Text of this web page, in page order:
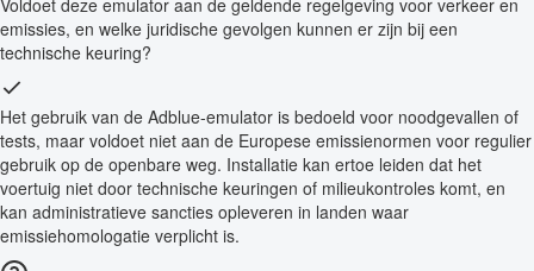
emissies, en welke juridische gevolgen kunnen er zijn bij een
technische keuring?
Het gebruik van de Adblue-emulator is bedoeld voor noodgevallen of
tests, maar voldoet niet aan de Europese emissienormen voor regulier
gebruik op de openbare weg. Installatie kan ertoe leiden dat het
voertuig niet door technische keuringen of milieukontroles komt, en
kan administratieve sancties opleveren in landen waar
emissiehomologatie verplicht is.